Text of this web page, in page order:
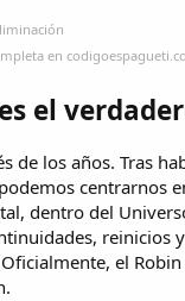
en
el
de los años. Tras
centrarnos
dentro del
reinicios
el